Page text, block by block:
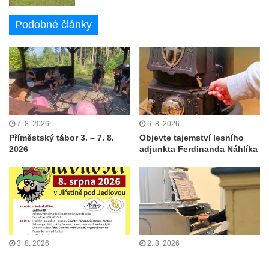
Podobné články
7. 8. 2026
Příměstský tábor 3. – 7. 8.
2026
6. 8. 2026
Objevte tajemství lesního
adjunkta Ferdinanda Náhlíka
3. 8. 2026 2. 8. 2026